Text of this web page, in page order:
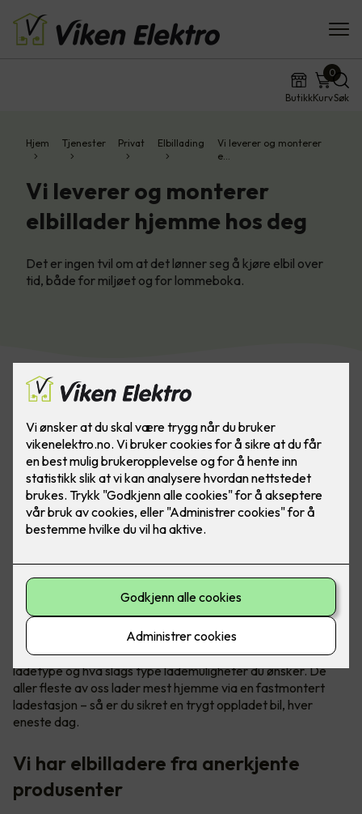
ButikkKurv
0
Søk
Hjem Tjenester Privat Elbillading
Vi leverer og monterer
e…
Vi leverer og monterer
elbillader hjemme hos deg
Det er ingen tvil om at det lønner seg å kjøre elbil over
tid, både for miljøet og for lommeboka.
Bilde: Easee
Når du kjøper elbil har du et par ting å tenke på, blant annet
ladetype og hva slags type lademuligheter du ønsker. De
aller fleste av oss lader mest hjemme via en fastmontert
ladestasjon – så er du sikret en trygt oppladet bil, hver
eneste dag.
Vi har elbilladere fra anerkjente
produsenter